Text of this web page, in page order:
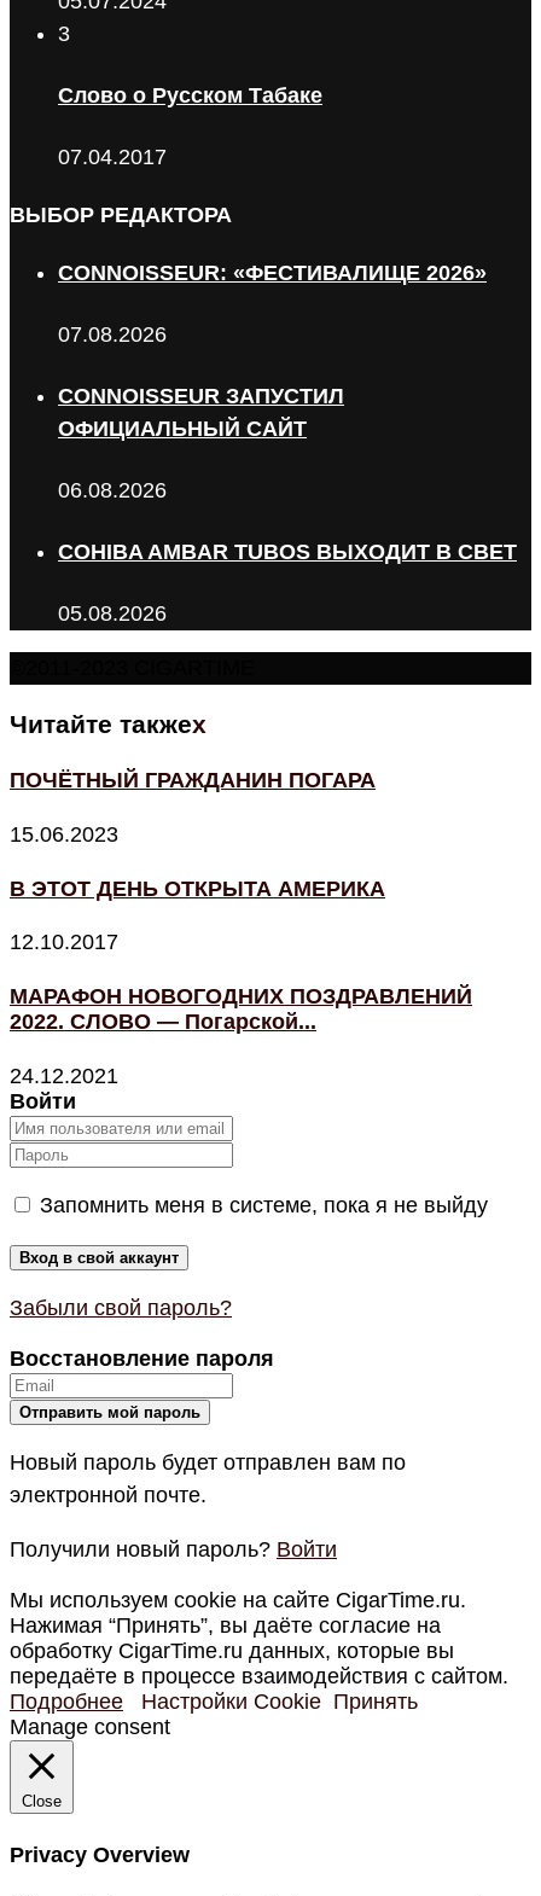
3
Слово о Русском Табаке
07.04.2017
ВЫБОР РЕДАКТОРА
CONNOISSEUR: «ФЕСТИВАЛИЩЕ 2026»
07.08.2026
CONNOISSEUR ЗАПУСТИЛ
ОФИЦИАЛЬНЫЙ САЙТ
06.08.2026
COHIBA AMBAR TUBOS ВЫХОДИТ В СВЕТ
05.08.2026
Читайте такжеx
ПОЧЁТНЫЙ ГРАЖДАНИН ПОГАРА
15.06.2023
В ЭТОТ ДЕНЬ ОТКРЫТА АМЕРИКА
12.10.2017
МАРАФОН НОВОГОДНИХ ПОЗДРАВЛЕНИЙ
2022. СЛОВО — Погарской...
24.12.2021
Войти
Запомнить меня в системе, пока я не выйду
Забыли свой пароль?
Восстановление пароля
Новый пароль будет отправлен вам по
электронной почте.
Получили новый пароль? Войти
Мы используем cookie на сайте CigarTime.ru.
Нажимая “Принять”, вы даёте согласие на
обработку CigarTime.ru данных, которые вы
передаёте в процессе взаимодействия с сайтом.
Подробнее
Настройки Cookie Принять
Manage consent
Close
Privacy Overview